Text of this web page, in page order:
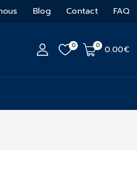
Blog Contact FAQ
0 0 0.00€